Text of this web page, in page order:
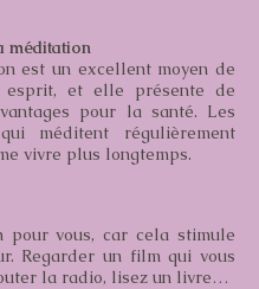
méditation
est un excellent moyen de
esprit, et elle présente de
pour la santé. Les
méditent régulièrement
vivre plus longtemps.
pour vous, car cela stimule
Regarder un film qui vous
la radio, lisez un livre…